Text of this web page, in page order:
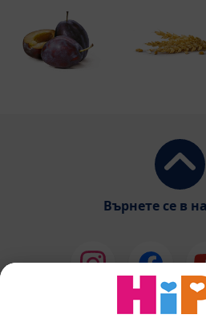
Върнете се в